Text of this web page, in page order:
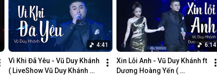
4:41
Vì Khi Đã Yêu - Vũ Duy Khánh
( LiveShow Vũ Duy Khánh
6:14
Xin Lỗi Anh - Vũ Duy Khánh ft
Dương Hoàng Yến (